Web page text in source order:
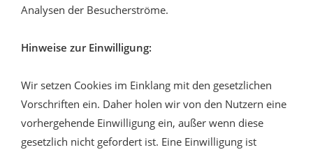
Analysen der Besucherströme.
Hinweise zur Einwilligung:
Wir setzen Cookies im Einklang mit den gesetzlichen
Vorschriften ein. Daher holen wir von den Nutzern eine
vorhergehende Einwilligung ein, außer wenn diese
gesetzlich nicht gefordert ist. Eine Einwilligung ist